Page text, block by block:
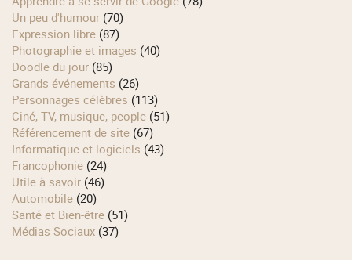
Un peu d'humour (70)
Expression libre (87)
Photographie et images (40)
Doodle du jour (85)
Grands événements (26)
Personnages célèbres (113)
Ciné, TV, musique, people (51)
Référencement de site (67)
Informatique et logiciels (43)
Francophonie (24)
Utile à savoir (46)
Automobile (20)
Santé et Bien-être (51)
Médias Sociaux (37)